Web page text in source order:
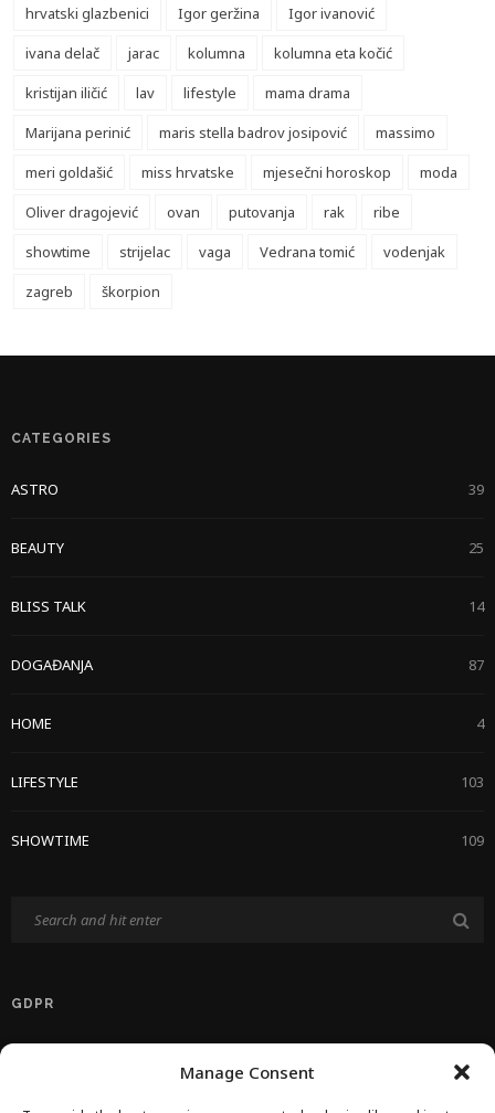
Manage Consent
hrvatski glazbenici
Igor geržina
Igor ivanović
ivana delač
jarac kolumna
kolumna eta kočić
kristijan iličić
lav lifestyle
mama drama
Marijana perinić
maris stella badrov josipović
massimo
meri goldašić
miss hrvatske mjesečni horoskop
moda
Oliver dragojević
ovan putovanja rak
ribe
showtime
strijelac vaga Vedrana tomić
vodenjak
zagreb
škorpion
CATEGORIES
ASTRO 39
BEAUTY 25
BLISS TALK 14
DOGAĐANJA 87
HOME 4
LIFESTYLE 103
SHOWTIME 109
GDPR